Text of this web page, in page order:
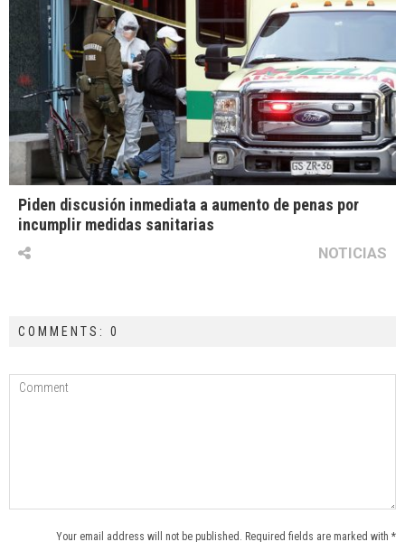
Piden discusión inmediata a aumento de penas por
incumplir medidas sanitarias
NOTICIAS
COMMENTS: 0
Your email address will not be published. Required fields are marked with *